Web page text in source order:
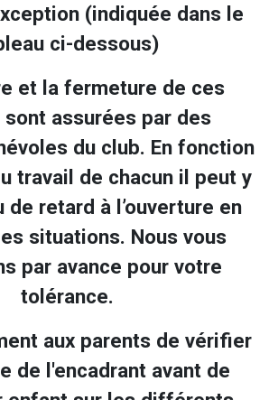
(indiquée dans le
ci-dessous)
et la fermeture de ces
assurées par des
du club. En fonction
travail de chacun il peut y
de retard à l’ouverture en
situations. Nous vous
par avance pour votre
tolérance.
aux parents de vérifier
de l'encadrant avant de